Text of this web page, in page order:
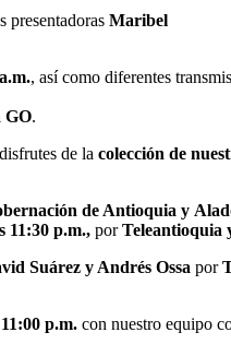
presentadoras Maribel
a.m., así como diferentes
GO.
de la colección de
de Antioquia y
11:30 p.m., porTeleantioquia
Suárez y Andrés Ossa por
p.m. con nuestro equipo